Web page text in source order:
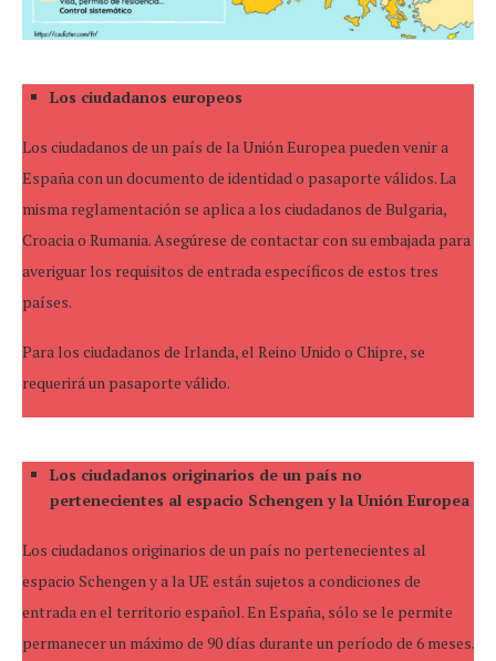
Los ciudadanos europeos
Los ciudadanos de un país de la Unión Europea pueden venir a
España con un documento de identidad o pasaporte válidos. La
misma reglamentación se aplica a los ciudadanos de Bulgaria,
Croacia o Rumania. Asegúrese de contactar con su embajada para
averiguar los requisitos de entrada específicos de estos tres
países.
Para los ciudadanos de Irlanda, el Reino Unido o Chipre, se
requerirá un pasaporte válido.
Los ciudadanos originarios de un país no
pertenecientes al espacio Schengen y la Unión Europea
Los ciudadanos originarios de un país no pertenecientes al
espacio Schengen y a la UE están sujetos a condiciones de
entrada en el territorio español. En España, sólo se le permite
permanecer un máximo de 90 días durante un período de 6 meses.